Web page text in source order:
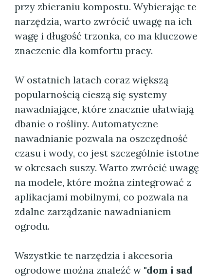
przy zbieraniu kompostu. Wybierając te
narzędzia, warto zwrócić uwagę na ich
wagę i długość trzonka, co ma kluczowe
znaczenie dla komfortu pracy.
W ostatnich latach coraz większą
popularnością cieszą się systemy
nawadniające, które znacznie ułatwiają
dbanie o rośliny. Automatyczne
nawadnianie pozwala na oszczędność
czasu i wody, co jest szczególnie istotne
w okresach suszy. Warto zwrócić uwagę
na modele, które można zintegrować z
aplikacjami mobilnymi, co pozwala na
zdalne zarządzanie nawadnianiem
ogrodu.
Wszystkie te narzędzia i akcesoria
ogrodowe można znaleźć w "dom i sad